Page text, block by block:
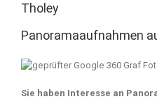
Tholey
Panoramaaufnahmen
Sie haben Interesse an